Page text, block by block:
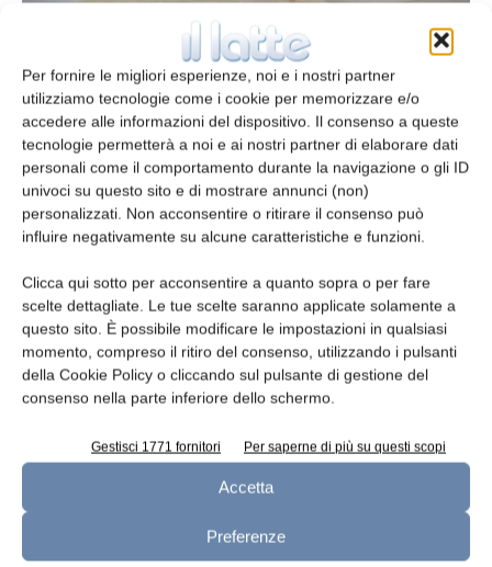
Per fornire le migliori esperienze, noi e i nostri partner
utilizziamo tecnologie come i cookie per memorizzare e/o
accedere alle informazioni del dispositivo. Il consenso a queste
tecnologie permetterà a noi e ai nostri partner di elaborare dati
personali come il comportamento durante la navigazione o gli ID
univoci su questo sito e di mostrare annunci (non)
personalizzati. Non acconsentire o ritirare il consenso può
influire negativamente su alcune caratteristiche e funzioni.
Clicca qui sotto per acconsentire a quanto sopra o per fare
scelte dettagliate. Le tue scelte saranno applicate solamente a
questo sito. È possibile modificare le impostazioni in qualsiasi
momento, compreso il ritiro del consenso, utilizzando i pulsanti
della Cookie Policy o cliccando sul pulsante di gestione del
consenso nella parte inferiore dello schermo.
Gestisci 1771 fornitori Per saperne di più su questi scopi
Accetta
Preferenze
In formaggi trentini scoperti batteri
autoctoni antistress
redazione 7 Maggio 2019
A ottobre in calo i prezzi di panna e
burro